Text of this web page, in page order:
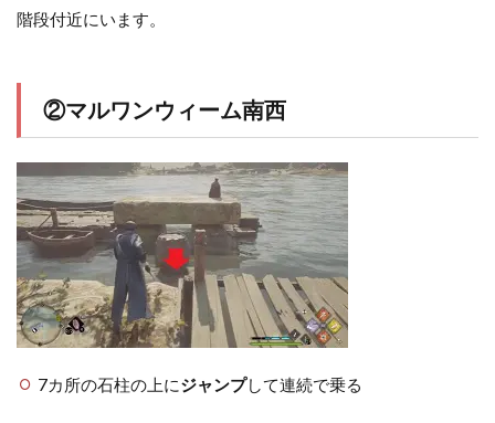
階段付近にいます。
②マルワンウィーム南西
7カ所の石柱の上にジャンプして連続で乗る